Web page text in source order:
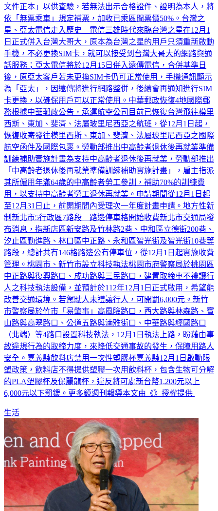
文件正本」以供查驗，若無法出示合格證件、證明為本人，將
依「無票乘車」規定補票，加收已乘區間票價50%。台灣之
星、亞太電信走入歷史 電信三雄時代來臨台灣之星在12月1
日正式併入台灣大哥大，原本為台灣之星的用戶只須重新啟動
手機，不必更換SIM卡，就可以接受到台灣大哥大的網路與通
話服務；亞太電信將於12月15日併入遠傳電信，合併基準日
後，原亞太客戶若未更換SIM卡仍可正常使用，手機通訊顯示
為「亞太」，因遠傳將進行網路整併，後續會再通知進行SIM
卡更換，以確保用戶可以正常使用。中華郵政恢復4地國際郵
務根據中華郵政公告，承運航空公司目前已恢復台灣飛往模里
西斯、東加、斐濟、法屬玻里尼西亞之航班，從12月1日起，
恢復收寄發往模里西斯、東加、斐濟、法屬玻里尼西亞之國際
航空函件及國際包裹。勞動部推出中高齡者退休後再就業準備
訓練補助實施計畫為支持中高齡者退休後再就業，勞動部推出
「中高齡者退休後再就業準備訓練補助實施計畫」，雇主指派
其所僱用年滿64歲的中高齡者勞工參訓，補助70%的訓練費
用，以支持中高齡者勞工退休再就業。申請期間從12月1日起
至12月31日止，前開期間內受理次一年度計畫申請。地方性新
制新北市5行政區7路段 路邊停車格開始收費新北市交通局發
布消息，指新店區新安路及竹林路2巷、中和區立德街200巷、
汐止區勤進路、林口區中正路、永和區智光街及智光街10巷等
路段，總計共有146格路邊公有停車位，從12月1日起實施收費
管理。桃園市、新竹市設立科技執法桃園市府警察局於桃園區
中正路與復興路口、成功路與三民路口，建置取締車不禮讓行
人之科技執法設備，並預計於112年12月1日正式啟用，希望能
改善交通環境。若駕駛人未禮讓行人，可開罰6,000元。新竹
市警察局於竹市「易肇事」高風險路口，西大路與林森路、寶
山路與高翠路口、公道五路與湳雅街口、中華路與經國路口
（北端）等4路口設置科技執法，12月1日執法上路，盼藉由事
故違規行為的取締力度，來降低交通事故的發生，保障用路人
安全。嘉義縣飲料店禁用一次性塑膠杯嘉義縣12月1日啟動限
塑政策，飲料店不得提供塑膠一次用飲料杯，包含生物可分解
的PLA塑膠杯及保麗龍杯，違反將可處新台幣1,200元以上
6,000元以下罰鍰。更多鏡週刊報導本文由《》授權提供
生活